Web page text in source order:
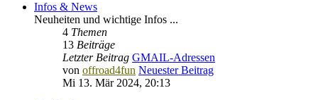
Infos & News
Neuheiten und wichtige Infos ...
4 Themen
13 Beiträge
Letzter Beitrag GMAIL-Adressen
von offroad4fun Neuester Beitrag
Mi 13. Mär 2024, 20:13